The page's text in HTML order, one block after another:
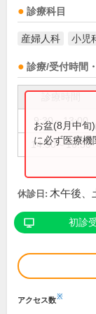
診療科目
産婦人科 小児
診療/受付時間
9:30～13:00
14:30～16:30
お盆(8月中旬
に必ず医療機
休診日: 木午後、
初診
アクセス数※